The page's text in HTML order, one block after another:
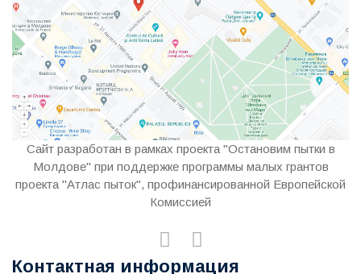
Сайт разработан в рамках проекта "Остановим пытки в
Молдове" при поддержке программы малых грантов
проекта "Атлас пыток", профинансированной Европейской
Комиссией
Контактная информация